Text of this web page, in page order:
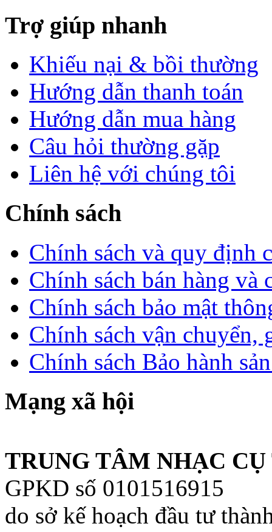
Trợ giúp nhanh
Khiếu nại & bồi thường
Hướng dẫn thanh toán
Hướng dẫn mua hàng
Câu hỏi thường gặp
Liên hệ với chúng tôi
Chính sách
Chính sách và quy định
Chính sách bán hàng và
Chính sách bảo mật
Chính sách vận chuyển,
Chính sách Bảo hành
Mạng xã hội
TRUNG TÂM NHẠC
GPKD số 0101516915
do sở kế hoạch đầu tư